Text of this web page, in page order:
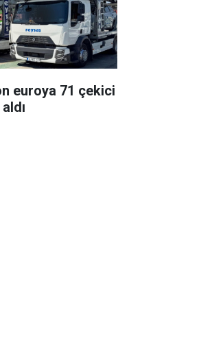
euroya 71 çekici